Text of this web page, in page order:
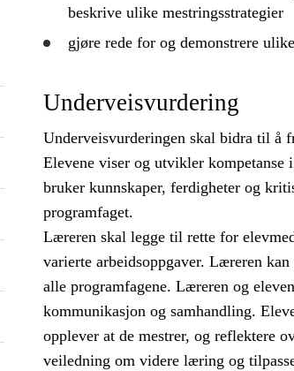
beskriveulike mestringsstrategier
gjøre rede forog demonstrere
Underveisvurdering
Underveisvurderingen skal bidra til å
Elevene viser og utvikler kompetanse
bruker kunnskaper, ferdigheter og
programfaget.
Læreren skal legge til rette for
varierte arbeidsoppgaver. Læreren
alle programfagene. Læreren og
kommunikasjon og samhandling.
opplever at de mestrer, og reflektere
veiledning om videre læring og